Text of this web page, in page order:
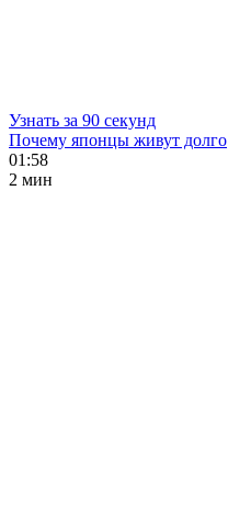
Узнать за 90 секунд
Почему японцы живут долго
01:58
2 мин